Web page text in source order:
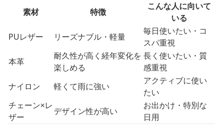
素材 特徴
こんな人に向いて
いる
PUレザー
リーズナブル・軽量
毎日使いたい・コ
スパ重視
本革
耐久性が高く経年変化を
楽しめる
長く使いたい・質
感重視
ナイロン
軽くて雨に強い
アクティブに使い
たい
チェーン×レ
ザー
デザイン性が高い
お出かけ・特別な
日用